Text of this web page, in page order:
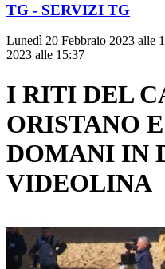
TG - SERVIZI TG
Lunedì 20 Febbraio 2023 alle
2023 alle 15:37
I RITI DEL
ORISTANO
DOMANI IN
VIDEOLINA